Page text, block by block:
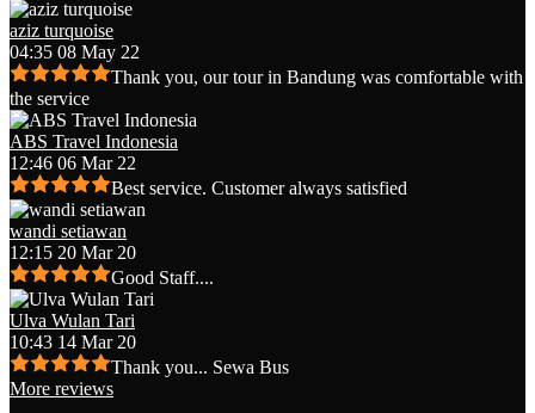
aziz turquoise
04:35 08 May 22
Thank you, our tour in Bandung was comfortable with
the service
ABS Travel Indonesia
12:46 06 Mar 22
Best service. Customer always satisfied
wandi setiawan
12:15 20 Mar 20
Good Staff....
Ulva Wulan Tari
10:43 14 Mar 20
Thank you... Sewa Bus
More reviews